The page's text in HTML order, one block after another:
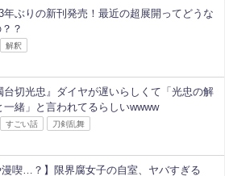
3年ぶりの新刊発売！最近の超展開ってどうな
？
解釈
台切光忠』ダイヤが遅いらしくて「光忠の解
一緒」と言われてるらしいwwww
すごい話 刀剣乱舞
漫喫…？】限界腐女子の自室、ヤバすぎる